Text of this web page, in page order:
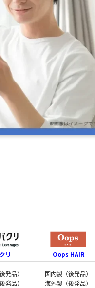
リ Oops HAIR
発品）
発品）
国内製（後発品）
海外製（後発品）